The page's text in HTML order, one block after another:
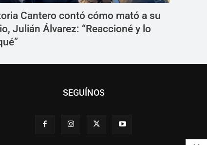
Cantero contó cómo mató a su
Julián Álvarez: “Reaccioné y lo
SEGUÍNOS